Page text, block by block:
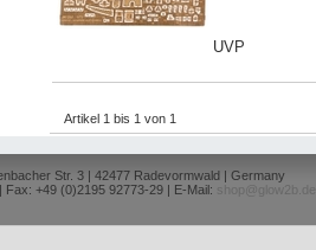
UVP
Artikel 1 bis 1 von 1
Str. 3 | 42477 Radevormwald | Germany
+49 (0)2195 92773-29 | E-Mail:
shop@glow2b.de